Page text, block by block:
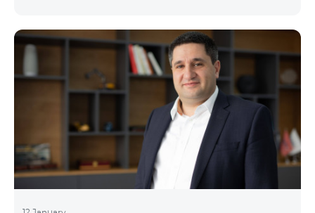
Մարզային 6900» սակագնային փաթեթով։ Այլ
սակագնային փաթեթի անցում կատարելու
համար կարող եք մոտենալ վաճառքի և
սպասարկման գրասենյակներ: